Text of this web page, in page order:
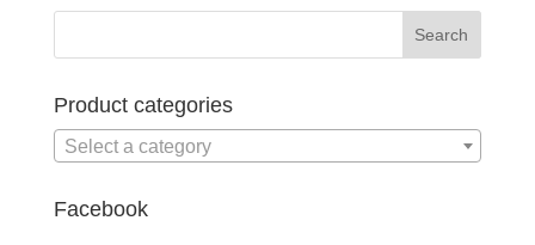
Product categories
Select a category
Facebook